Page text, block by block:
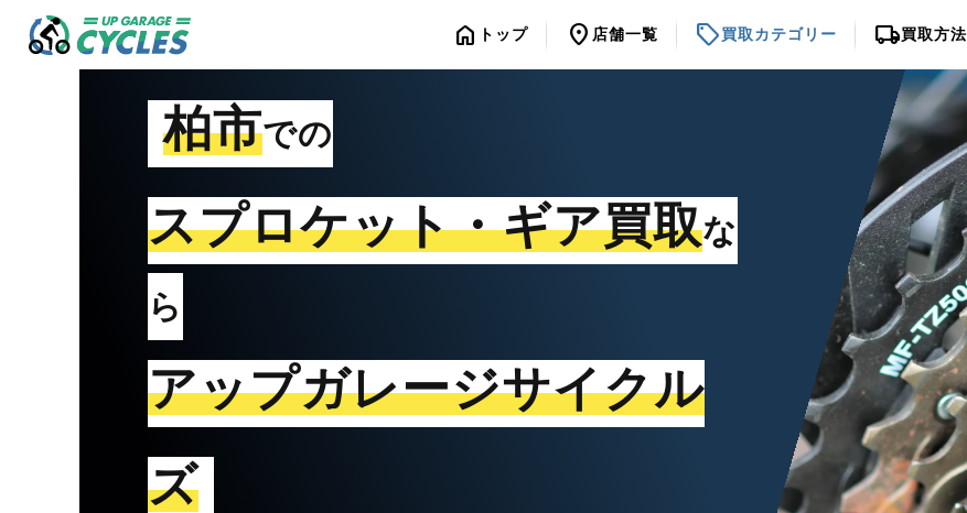
home トップ location_on 店舗一覧 sell買取カテゴリー local_shipping買取方法
柏市での
スプロケット・ギア買取な
ら
アップガレージサイクル
ズ